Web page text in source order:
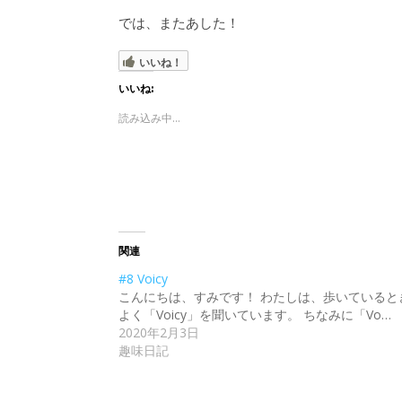
では、またあした！
いいね！
いいね:
読み込み中...
関連
#8 Voicy
こんにちは、すみです！ わたしは、歩いていると
よく「Voicy」を聞いています。 ちなみに「Vo…
2020年2月3日
趣味日記